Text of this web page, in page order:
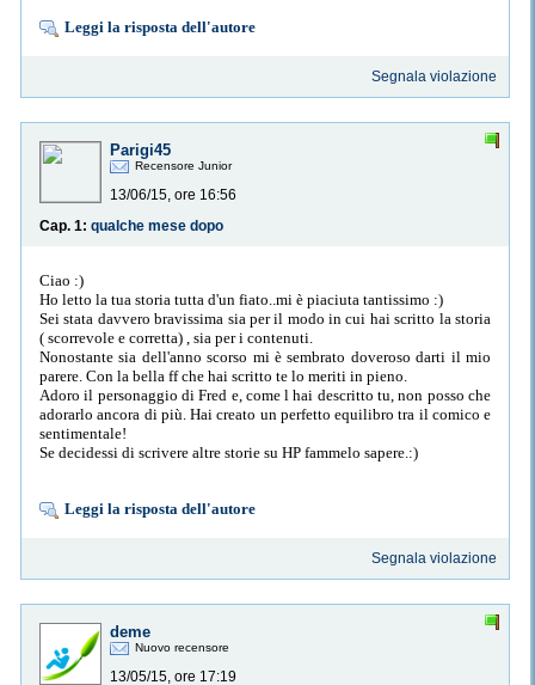
Leggi la risposta dell'autore
Segnala violazione
Parigi45
Recensore Junior
13/06/15, ore 16:56
Cap. 1: qualche mese dopo
Ciao :)
Ho letto la tua storia tutta d'un fiato..mi è piaciuta tantissimo :)
Sei stata davvero bravissima sia per il modo in cui hai scritto la storia
( scorrevole e corretta) , sia per i contenuti.
Nonostante sia dell'anno scorso mi è sembrato doveroso darti il mio
parere. Con la bella ff che hai scritto te lo meriti in pieno.
Adoro il personaggio di Fred e, come l hai descritto tu, non posso che
adorarlo ancora di più. Hai creato un perfetto equilibro tra il comico e
sentimentale!
Se decidessi di scrivere altre storie su HP fammelo sapere.:)
Leggi la risposta dell'autore
Segnala violazione
deme
Nuovo recensore
13/05/15, ore 17:19